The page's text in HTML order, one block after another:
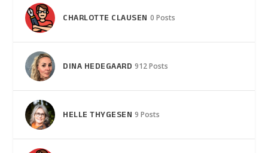
CHARLOTTE CLAUSEN 0 Posts
DINA HEDEGAARD 912 Posts
HELLE THYGESEN 9 Posts